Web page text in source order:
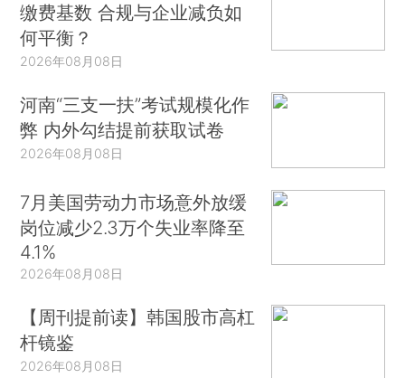
缴费基数 合规与企业减负如
何平衡？
2026年08月08日
河南“三支一扶”考试规模化作
弊 内外勾结提前获取试卷
2026年08月08日
7月美国劳动力市场意外放缓
岗位减少2.3万个失业率降至
4.1%
2026年08月08日
【周刊提前读】韩国股市高杠
杆镜鉴
2026年08月08日